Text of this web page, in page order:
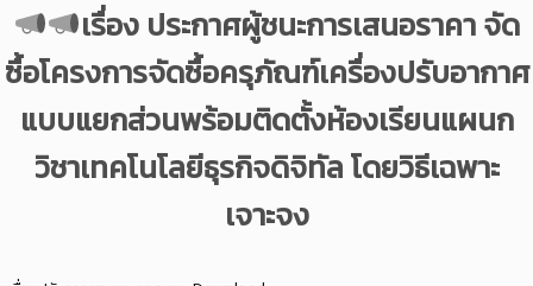
เรื่อง ประกาศผู้ชนะการเสนอราคา จัด
ซื้อโครงการจัดซื้อครุภัณฑ์เครื่องปรับอากาศ
แบบแยกส่วนพร้อมติดตั้งห้องเรียนแผนก
วิชาเทคโนโลยีธุรกิจดิจิทัล โดยวิธีเฉพาะ
เจาะจง